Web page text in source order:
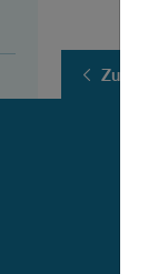
Zurück